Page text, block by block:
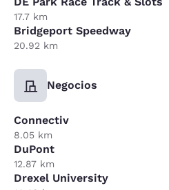
17.7 km
Bridgeport Speedway
20.92 km
Negocios
Connectiv
8.05 km
DuPont
12.87 km
Drexel University